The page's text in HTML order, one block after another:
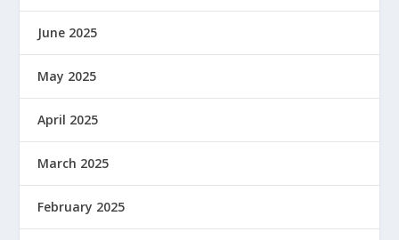
June 2025
May 2025
April 2025
March 2025
February 2025